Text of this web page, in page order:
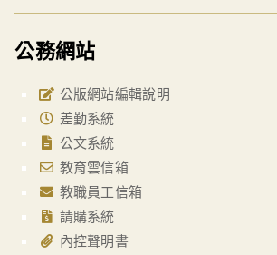
公務網站
公版網站編輯說明
差勤系統
公文系統
教育雲信箱
教職員工信箱
請購系統
內控聲明書